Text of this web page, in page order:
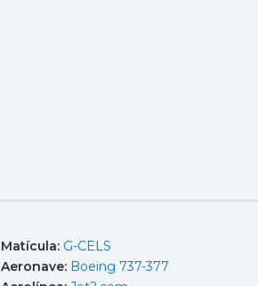
Matícula: G-CELS
Aeronave: Boeing 737-377